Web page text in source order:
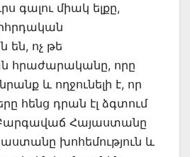
գալու միակ ելքը,
են, ոչ թե
հրաժարականը, որը
և ողջունելի է, որ
հենց դրան էլ ձգտում
Բարգավաճ Հայաստանը
խոհեմություն և